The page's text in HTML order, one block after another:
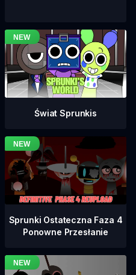
Świat Sprunkis
Sprunki Ostateczna Faza 4
Ponowne Przesłanie